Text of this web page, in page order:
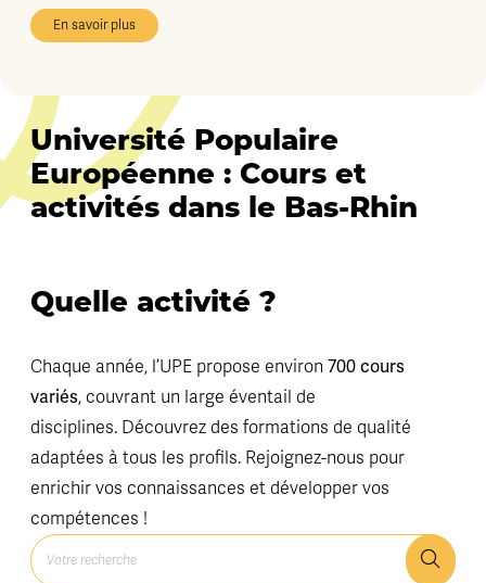
En savoir plus
Université Populaire
Européenne : Cours et
activités dans le Bas-Rhin
Quelle activité ?
Chaque année, l’UPE propose environ 700 cours
variés, couvrant un large éventail de
disciplines. Découvrez des formations de qualité
adaptées à tous les profils. Rejoignez-nous pour
enrichir vos connaissances et développer vos
compétences !